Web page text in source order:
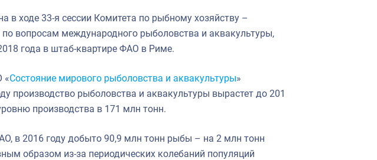
в ходе 33-я сессии Комитета по рыбному хозяйству –
вопросам международного рыболовства и аквакультуры,
года в штаб-квартире ФАО в Риме.
«Состояние мирового рыболовства и аквакультуры»
производство рыболовства и аквакультуры вырастет до 201
производства в 171 млн тонн.
в 2016 году добыто 90,9 млн тонн рыбы – на 2 млн тонн
образом из-за периодических колебаний популяций